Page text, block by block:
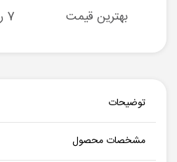
بهترین قیمت 7 روز بازگشت کالا
توضیحات
مشخصات محصول